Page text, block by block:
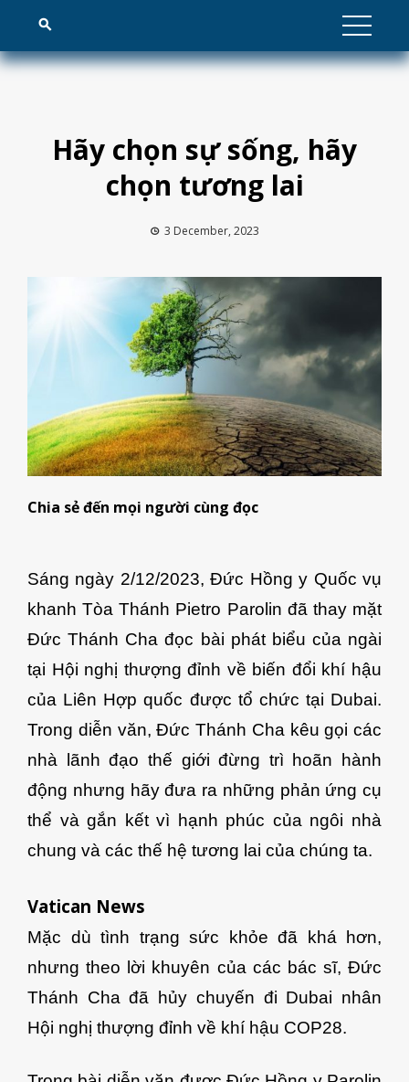
Skip
Hãy chọn sự sống, hãy
chọn tương lai
3 December, 2023
Chia sẻ đến mọi người cùng đọc
Sáng ngày 2/12/2023, Đức Hồng y Quốc vụ
khanh Tòa Thánh Pietro Parolin đã thay mặt
Đức Thánh Cha đọc bài phát biểu của ngài
tại Hội nghị thượng đỉnh về biến đổi khí hậu
của Liên Hợp quốc được tổ chức tại Dubai.
Trong diễn văn, Đức Thánh Cha kêu gọi các
nhà lãnh đạo thế giới đừng trì hoãn hành
động nhưng hãy đưa ra những phản ứng cụ
thể và gắn kết vì hạnh phúc của ngôi nhà
chung và các thế hệ tương lai của chúng ta.
Vatican News
Mặc dù tình trạng sức khỏe đã khá hơn,
nhưng theo lời khuyên của các bác sĩ, Đức
Thánh Cha đã hủy chuyến đi Dubai nhân
Hội nghị thượng đỉnh về khí hậu COP28.